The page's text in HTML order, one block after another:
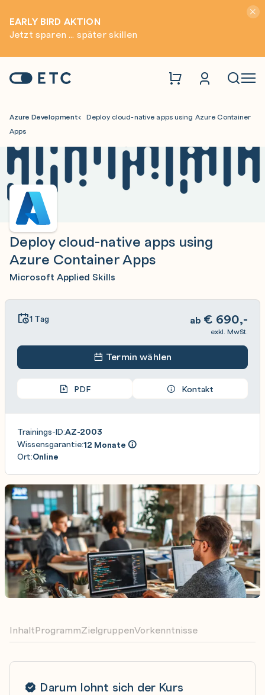
EARLY BIRD AKTION
Jetzt sparen ... später skillen
Startseite: ETC
Azure Development
Deploy cloud-native apps using Azure Container
Apps
Deploy cloud-native apps using
Azure Container Apps
Microsoft Applied Skills
Darum lohnt sich der Kurs
InhaltProgrammZielgruppenVorkenntnisse
1 Tag ab € 690,-
exkl. MwSt.
Termin wählen
PDF Kontakt
Trainings-ID:AZ-2003
Wissensgarantie:12 Monate
Ort:Online